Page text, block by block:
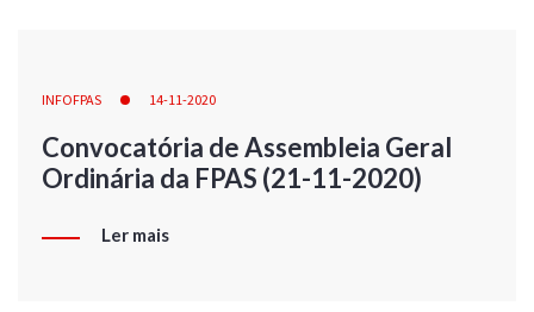
INFOFPAS 14-11-2020
Convocatória de Assembleia Geral
Ordinária da FPAS (21-11-2020)
Ler mais